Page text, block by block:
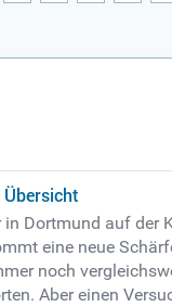
Dortmund auf
eine neue
noch
Aber einen